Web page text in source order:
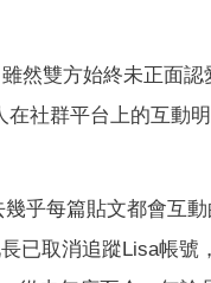
然雙方始終未正面認
在社群平台上的互動
乎每篇貼文都會互
已取消追蹤Lisa帳號